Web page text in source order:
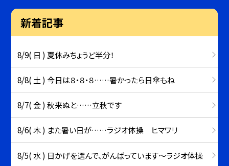
新着記事
8/9( 日 ) 夏休みちょうど半分！
8/8( 土 ) 今日は８・８・８……暑かったら日傘もね
8/7( 金 ) 秋来ぬと……立秋です
8/6( 木 ) また暑い日が……ラジオ体操 ヒマワリ
8/5( 水 ) 日かげを選んで、がんばっています～ラジオ体操